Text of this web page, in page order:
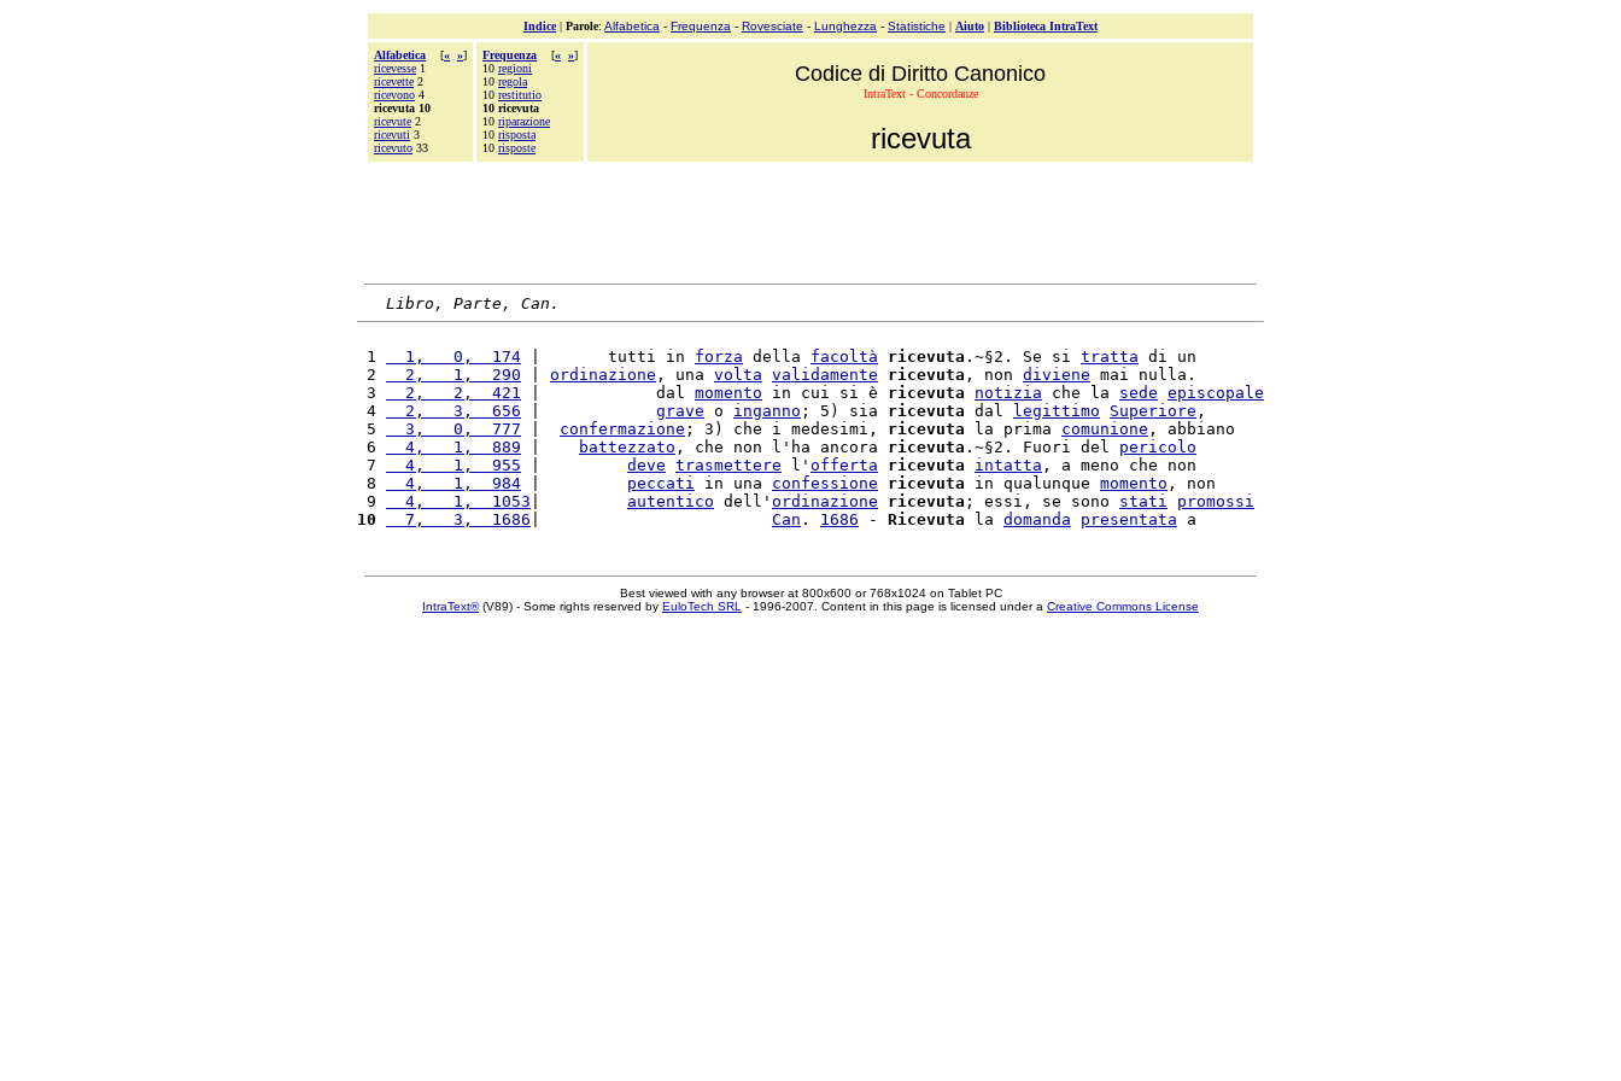
Indice| Parole: Alfabetica - Frequenza - Rovesciate - Lunghezza - Statistiche | Aiuto | Biblioteca IntraText
Alfabetica [« »]
ricevesse 1
ricevette 2
ricevono 4
ricevuta 10
ricevute 2
ricevuti 3
ricevuto 33
Frequenza [« »]
10 regioni
10 regola
10 restitutio
10 ricevuta
10 riparazione
10 risposta
10 risposte
Codice di Diritto Canonico
IntraText - Concordanze
ricevuta
Libro, Parte, Can.
1
  1,   0,  174
|       tutti in forza della facoltà ricevuta .~§2. Se si tratta di un
2
  2,   1,  290
ordinazione , una volta validamente ricevuta , non diviene mai nulla.
3
  2,   2,  421
|            dal momento in cui si è ricevuta notizia che la sede episcopale
4
  2,   3,  656
grave o inganno ; 5) sia ricevuta dal legittimo Superiore ,
5
  3,   0,  777
confermazione ; 3) che i medesimi, ricevuta la prima comunione , abbiano
6
  4,   1,  889
battezzato , che non l'ha ancora ricevuta .~§2. Fuori del pericolo
7
  4,   1,  955
deve trasmettere l' offerta ricevuta intatta , a meno che non
8
  4,   1,  984
peccati in una confessione ricevuta in qualunque momento , non
9
  4,   1,  1053
autentico dell' ordinazione ricevuta ; essi, se sono stati
promossi
10
  7,   3,  1686
Can . 1686 - Ricevuta la domanda presentata
Best viewed with any browser at 800x600 or 768x1024 on Tablet PC
IntraText®(V89) - Some rights reserved by EuloTech SRL - 1996-2007. Content in this page is licensed under a Creative Commons License